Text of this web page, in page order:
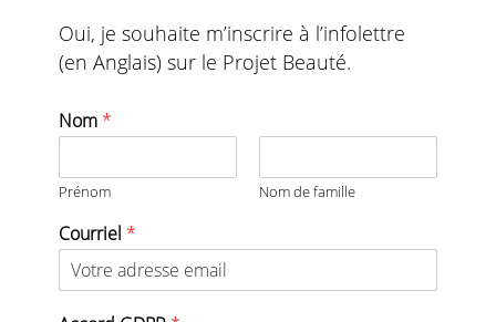
Oui, je souhaite m’inscrire à l’infolettre
(en Anglais) sur le Projet Beauté.
Nom *
Prénom Nom de famille
Courriel *